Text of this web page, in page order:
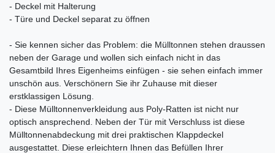
- Deckel mit Halterung
- Türe und Deckel separat zu öffnen
- Sie kennen sicher das Problem: die Mülltonnen stehen draussen
neben der Garage und wollen sich einfach nicht in das
Gesamtbild Ihres Eigenheims einfügen - sie sehen einfach immer
unschön aus. Verschönern Sie ihr Zuhause mit dieser
erstklassigen Lösung.
- Diese Mülltonnenverkleidung aus Poly-Ratten ist nicht nur
optisch ansprechend. Neben der Tür mit Verschluss ist diese
Mülltonnenabdeckung mit drei praktischen Klappdeckel
ausgestattet. Diese erleichtern Ihnen das Befüllen Ihrer